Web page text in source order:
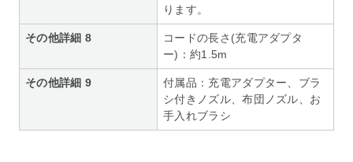
ります。
その他詳細 8
コードの長さ(充電アダプタ
ー)：約1.5m
その他詳細 9
付属品：充電アダプター、ブラ
シ付きノズル、布団ノズル、お
手入れブラシ